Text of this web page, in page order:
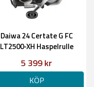
Daiwa 24 Certate G FC
LT2500-XH Haspelrulle
5 399 kr
KÖP